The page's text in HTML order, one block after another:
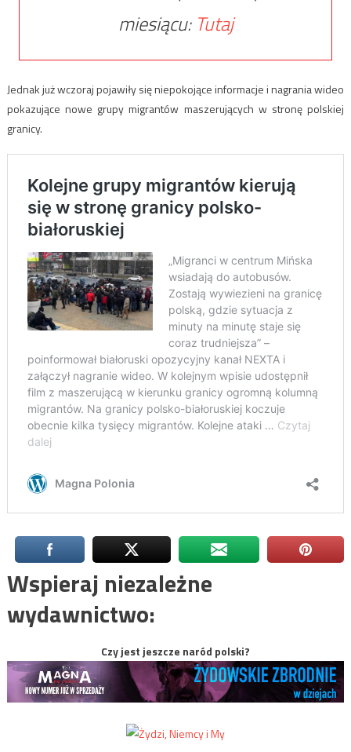
miesiącu: Tutaj
Jednak już wczoraj pojawiły się niepokojące informacje i nagrania wideo
pokazujące nowe grupy migrantów maszerujących w stronę polskiej
granicy.
Wspieraj niezależne
wydawnictwo:
Czy jest jeszcze naród polski?